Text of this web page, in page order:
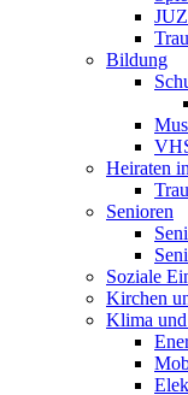
Bildung
Heiraten
Senioren
Soziale
Kirchen
Klima